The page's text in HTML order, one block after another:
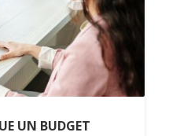
UN BUDGET